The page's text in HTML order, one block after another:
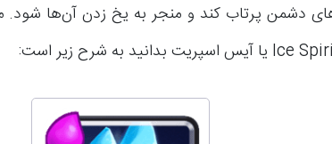
دشمن پرتاب کند و منجر به یخ زدن آن‌ها شود.